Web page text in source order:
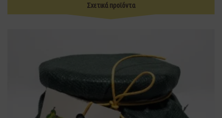
Σχετικά προϊόντα